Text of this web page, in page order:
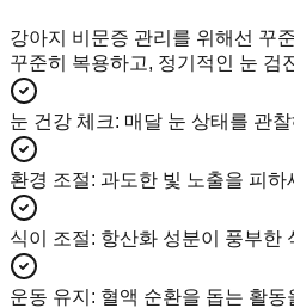
강아지 비문증 관리를 위해선 꾸
꾸준히 복용하고, 정기적인 눈 검
눈 건강 체크: 매달 눈 상태를 관
환경 조절: 과도한 빛 노출을 피하
식이 조절: 항산화 성분이 풍부한
운동 유지 : 혈액 순환을 돕는 활동